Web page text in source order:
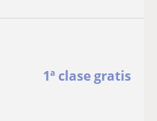
1ª clase gratis